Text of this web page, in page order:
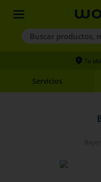
Buscar productos,
Términos más
2.
hills
Tu
Servicios
Bayer